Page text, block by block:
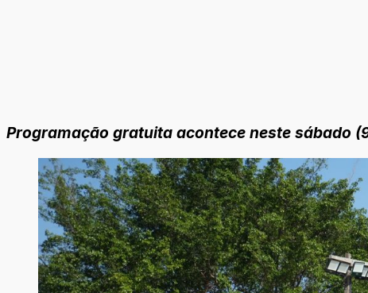
Programação gratuita acontece neste sábado